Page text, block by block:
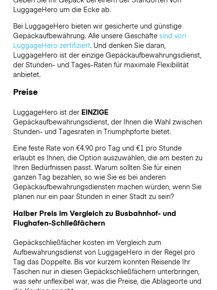
LuggageHero um die Ecke ab.
Bei LuggageHero bieten wir gesicherte und günstige
Gepäckaufbewahrung. Alle unsere Geschäfte sind von
LuggageHero zertifiziert. Und denken Sie daran,
LuggageHero ist der einzige Gepäckaufbewahrungsdienst,
der Stunden- und Tages-Raten für maximale Flexibilität
anbietet.
Preise
LuggageHero ist der EINZIGE
Gepäckaufbewahrungsdienst, der Ihnen die Wahl zwischen
Stunden- und Tagesraten in Triumphpforte bietet.
Eine feste Rate von €4.90 pro Tag und €1 pro Stunde
erlaubt es Ihnen, die Option auszuwählen, die am besten zu
Ihren Bedürfnissen passt. Warum sollten Sie für einen
ganzen Tag bezahlen, so wie Sie es bei anderen
Gepäckaufbewahrungsdiensten machen würden, wenn Sie
planen nur ein paar Stunden in einer Stadt zu sein?
Halber Preis im Vergleich zu Busbahnhof- und
Flughafen-Schließfächern
Gepäckschließfächer kosten im Vergleich zum
Aufbewahrungsdienst von LuggageHero in der Regel pro
Tag das Doppelte. Bis vor kurzem konnten Reisende Ihr
Taschen nur in diesen Gepäckschließfächern unterbringen,
was sehr unflexibel war, was die Preise, die Ablageorte und